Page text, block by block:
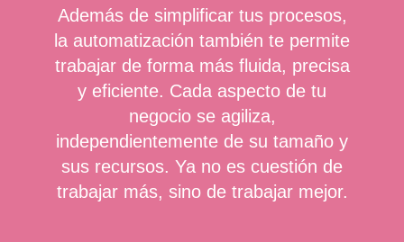
Además de simplificar tus procesos,
la automatización también te permite
trabajar de forma más fluida, precisa
y eficiente. Cada aspecto de tu
negocio se agiliza,
independientemente de su tamaño y
sus recursos. Ya no es cuestión de
trabajar más, sino de trabajar mejor.